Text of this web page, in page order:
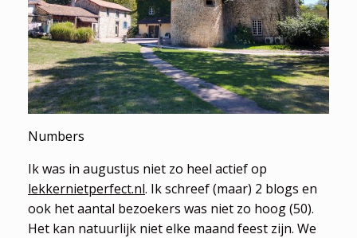
Numbers
Ik was in augustus niet zo heel actief op
lekkernietperfect.nl. Ik schreef (maar) 2 blogs en
ook het aantal bezoekers was niet zo hoog (50).
Het kan natuurlijk niet elke maand feest zijn. We